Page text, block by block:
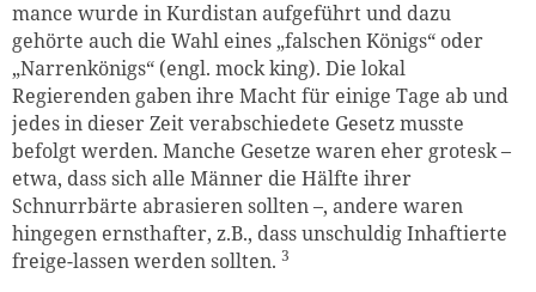
mance wurde in Kurdistan aufgeführt und dazu
gehörte auch die Wahl eines „falschen Königs“ oder
„Narrenkönigs“ (engl. mock king). Die lokal
Regierenden gaben ihre Macht für einige Tage ab und
jedes in dieser Zeit verabschiedete Gesetz musste
befolgt werden. Manche Gesetze waren eher grotesk –
etwa, dass sich alle Männer die Hälfte ihrer
Schnurrbärte abrasieren sollten –, andere waren
hingegen ernsthafter, z.B., dass unschuldig Inhaftierte
freige-lassen werden sollten. 3